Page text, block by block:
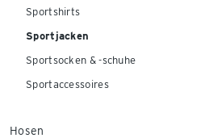
Sportshirts
Sportjacken
Sportsocken & -schuhe
Sportaccessoires
Hosen